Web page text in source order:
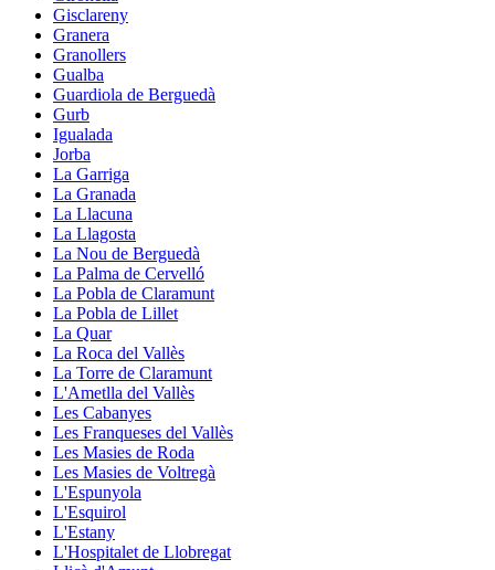
Gisclareny
Granera
Granollers
Gualba
Guardiola de Berguedà
Gurb
Igualada
Jorba
La Garriga
La Granada
La Llacuna
La Llagosta
La Nou de Berguedà
La Palma de Cervelló
La Pobla de Claramunt
La Pobla de Lillet
La Quar
La Roca del Vallès
La Torre de Claramunt
L'Ametlla del Vallès
Les Cabanyes
Les Franqueses del Vallès
Les Masies de Roda
Les Masies de Voltregà
L'Espunyola
L'Esquirol
L'Estany
L'Hospitalet de Llobregat